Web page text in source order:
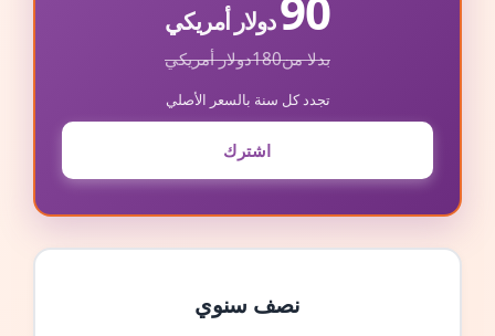
دولار أمريكي
بدلا من180دولار أمريكي
تجدد كل سنة بالسعر الأصلي
اشترك
نصف سنوي